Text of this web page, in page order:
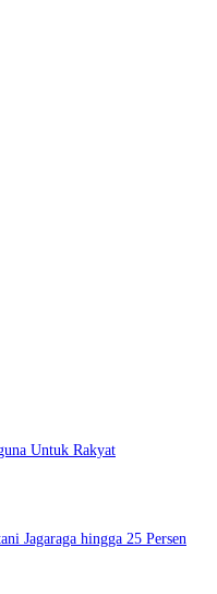
Untuk Rakyat
Jagaraga hingga 25 Persen